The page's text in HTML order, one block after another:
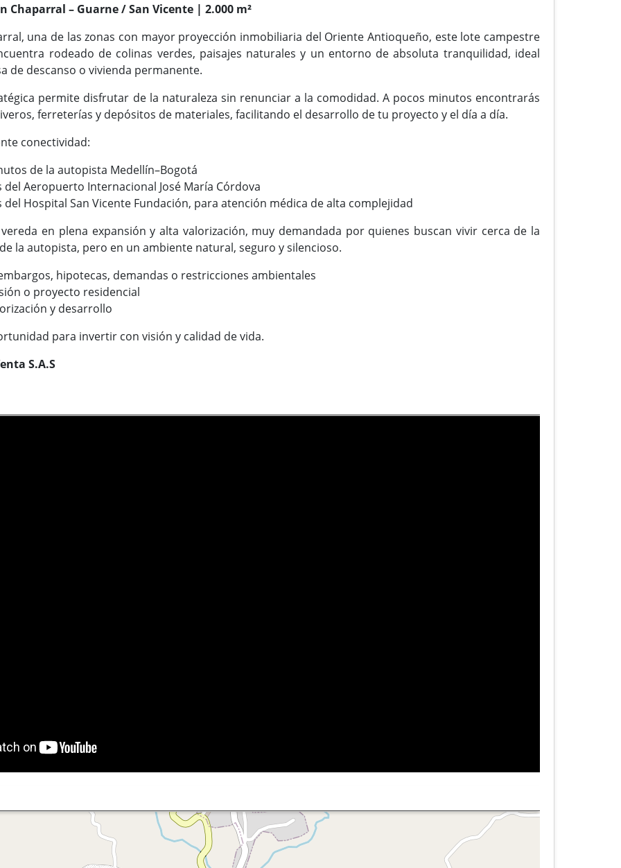
Chaparral – Guarne / San Vicente | 2.000 m²
una de las zonas con mayor proyección inmobiliaria del Oriente Antioqueño, este lote campestre
rodeado de colinas verdes, paisajes naturales y un entorno de absoluta tranquilidad, ideal
de descanso o vivienda permanente.
permite disfrutar de la naturaleza sin renunciar a la comodidad. A pocos minutos encontrarás
ferreterías y depósitos de materiales, facilitando el desarrollo de tu proyecto y el día a día.
conectividad:
de la autopista Medellín–Bogotá
del Aeropuerto Internacional José María Córdova
del Hospital San Vicente Fundación, para atención médica de alta complejidad
en plena expansión y alta valorización, muy demandada por quienes buscan vivir cerca de la
la autopista, pero en un ambiente natural, seguro y silencioso.
hipotecas, demandas o restricciones ambientales
o proyecto residencial
y desarrollo
para invertir con visión y calidad de vida.
S.A.S